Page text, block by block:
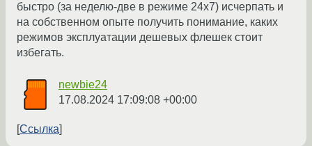
быстро (за неделю-две в режиме 24x7) исчерпать и
на собственном опыте получить понимание, каких
режимов эксплуатации дешевых флешек стоит
избегать.
newbie24
17.08.2024 17:09:08 +00:00
Ссылка